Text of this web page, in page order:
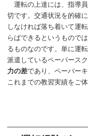
運転の上達には、指導
切です。交通状況を的確
しなければ落ち着いて運
らばできるというもので
るものなのです。単に運
派遣しているペーパース
力の差であり、ペーパー
これまでの教習実績をご体